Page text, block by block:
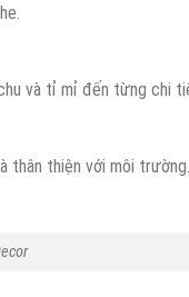
và tỉ mỉ đến từng chi
thân thiện với môi trường.